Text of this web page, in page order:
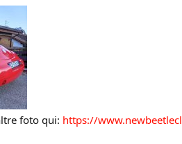
foto qui: https://